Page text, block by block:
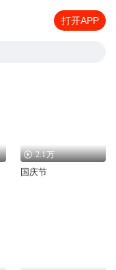
打开APP
2.1万
国庆节